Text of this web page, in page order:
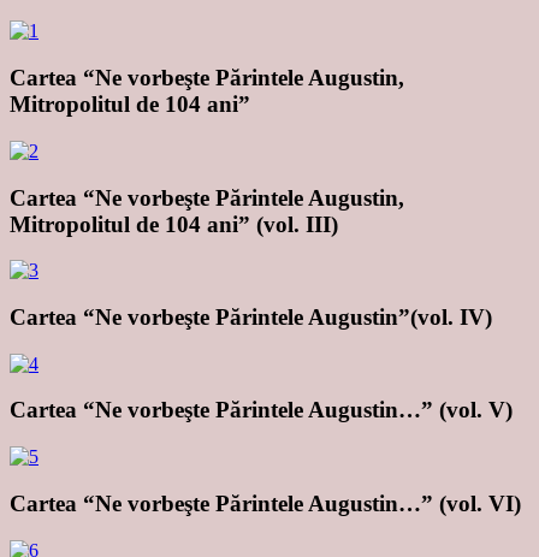
Cartea “Ne vorbeşte Părintele Augustin,
Mitropolitul de 104 ani”
Cartea “Ne vorbeşte Părintele Augustin,
Mitropolitul de 104 ani” (vol. III)
Cartea “Ne vorbeşte Părintele Augustin”(vol. IV)
Cartea “Ne vorbeşte Părintele Augustin…” (vol. V)
Cartea “Ne vorbeşte Părintele Augustin…” (vol. VI)